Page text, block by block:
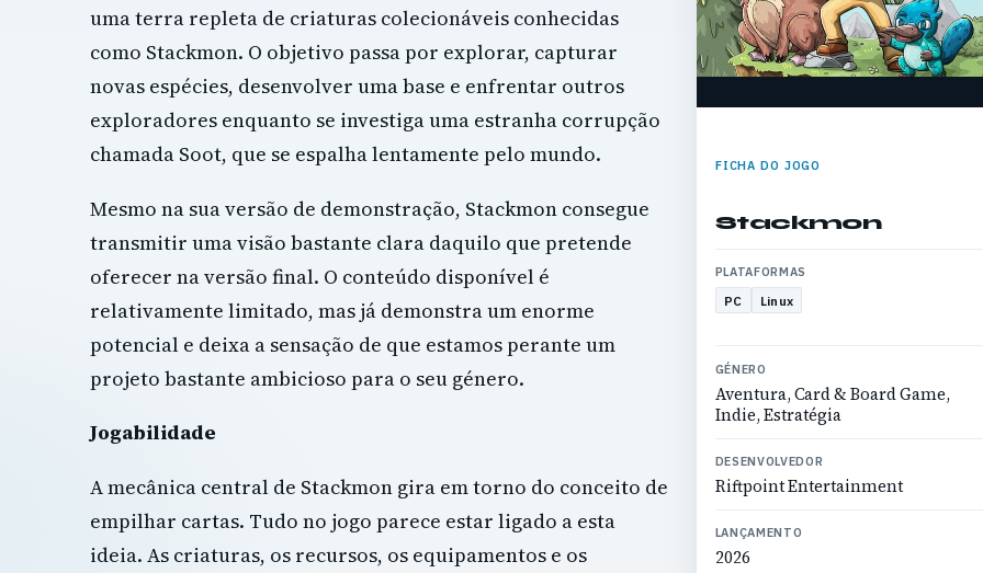
FICHA DO JOGO
Stackmon
PLATAFORMAS
PC Linux
GÉNERO
Aventura, Card & Board Game,
Indie, Estratégia
DESENVOLVEDOR
Riftpoint Entertainment
LANÇAMENTO
2026
uma terra repleta de criaturas colecionáveis conhecidas
como Stackmon. O objetivo passa por explorar, capturar
novas espécies, desenvolver uma base e enfrentar outros
exploradores enquanto se investiga uma estranha corrupção
chamada Soot, que se espalha lentamente pelo mundo.
Mesmo na sua versão de demonstração, Stackmon consegue
transmitir uma visão bastante clara daquilo que pretende
oferecer na versão final. O conteúdo disponível é
relativamente limitado, mas já demonstra um enorme
potencial e deixa a sensação de que estamos perante um
projeto bastante ambicioso para o seu género.
Jogabilidade
A mecânica central de Stackmon gira em torno do conceito de
empilhar cartas. Tudo no jogo parece estar ligado a esta
ideia. As criaturas, os recursos, os equipamentos e os